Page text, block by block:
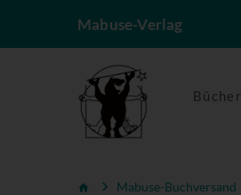
Mabuse-Verlag
Bücher
Mabuse-Buchversand